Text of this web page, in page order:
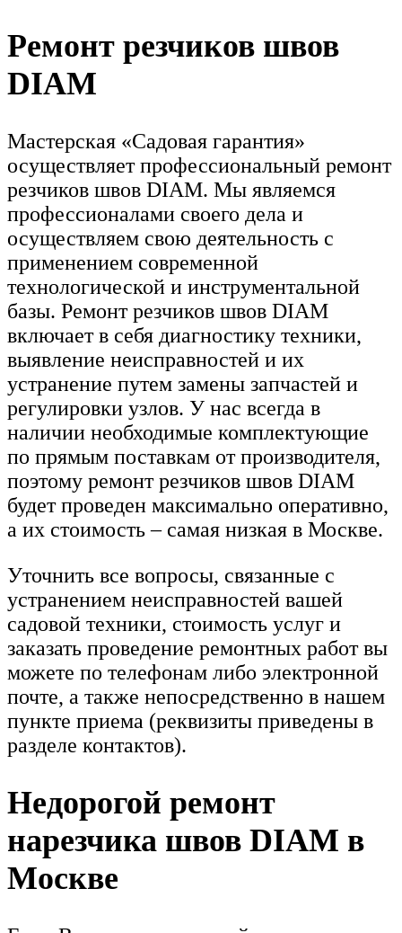
Ремонт резчиков швов
DIAM
Мастерская «Садовая гарантия»
осуществляет профессиональный ремонт
резчиков швов DIAM. Мы являемся
профессионалами своего дела и
осуществляем свою деятельность с
применением современной
технологической и инструментальной
базы. Ремонт резчиков швов DIAM
включает в себя диагностику техники,
выявление неисправностей и их
устранение путем замены запчастей и
регулировки узлов. У нас всегда в
наличии необходимые комплектующие
по прямым поставкам от производителя,
поэтому ремонт резчиков швов DIAM
будет проведен максимально оперативно,
а их стоимость – самая низкая в Москве.
Уточнить все вопросы, связанные с
устранением неисправностей вашей
садовой техники, стоимость услуг и
заказать проведение ремонтных работ вы
можете по телефонам либо электронной
почте, а также непосредственно в нашем
пункте приема (реквизиты приведены в
разделе контактов).
Недорогой ремонт
нарезчика швов DIAM в
Москве